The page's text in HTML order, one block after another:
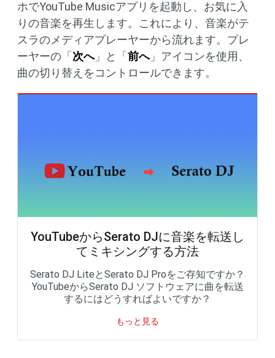
ホでYouTube Musicアプリを起動し、お気に入
りの音楽を再生します。これにより、音楽がテ
スラのメディアプレーヤーから流れます。プレ
ーヤーの「 次へ」と「 前へ」アイコンを使用、
曲の切り替えをコントロールできます。
YouTubeからSerato DJに音楽を転送し
てミキシングする方法
Serato DJ LiteとSerato DJ Proをご存知ですか？
YouTubeからSerato DJ ソフトウェアに曲を転送
するにはどうすればよいですか？
もっと見る